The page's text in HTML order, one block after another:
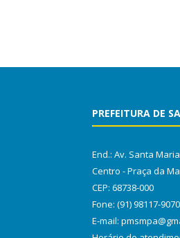
PREFEITURA DE
End.: Av. Santa
Centro - Praça da
CEP: 68738-000
Fone: (91) 98117-9070
E-mail: